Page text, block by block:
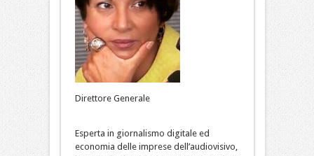
Direttore Generale
Esperta in giornalismo digitale ed
economia delle imprese dell’audiovisivo,